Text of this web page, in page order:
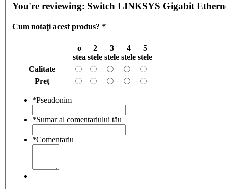
You're reviewing: Switch LINKSYS Gigabit
Cum notaţi acest produs? *
o
stea
2
stele
3
stele
4
stele
5
stele
Calitate
Preţ
*Pseudonim
*Sumar al comentariului tău
*Comentariu